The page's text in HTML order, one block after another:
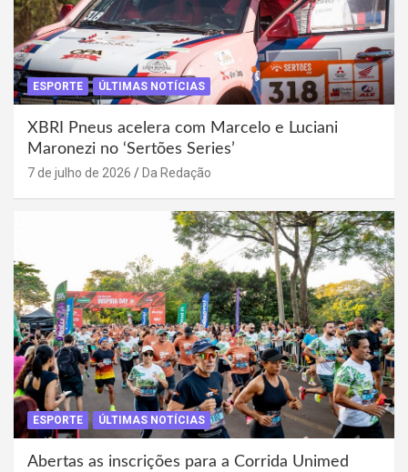
ESPORTE ÚLTIMAS NOTÍCIAS
XBRI Pneus acelera com Marcelo e Luciani
Maronezi no ‘Sertões Series’
7 de julho de 2026 Da Redação
ESPORTE ÚLTIMAS NOTÍCIAS
Abertas as inscrições para a Corrida Unimed